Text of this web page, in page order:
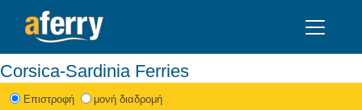
Corsica-Sardinia Ferries
Eπιστροφή
μονή διαδρομή